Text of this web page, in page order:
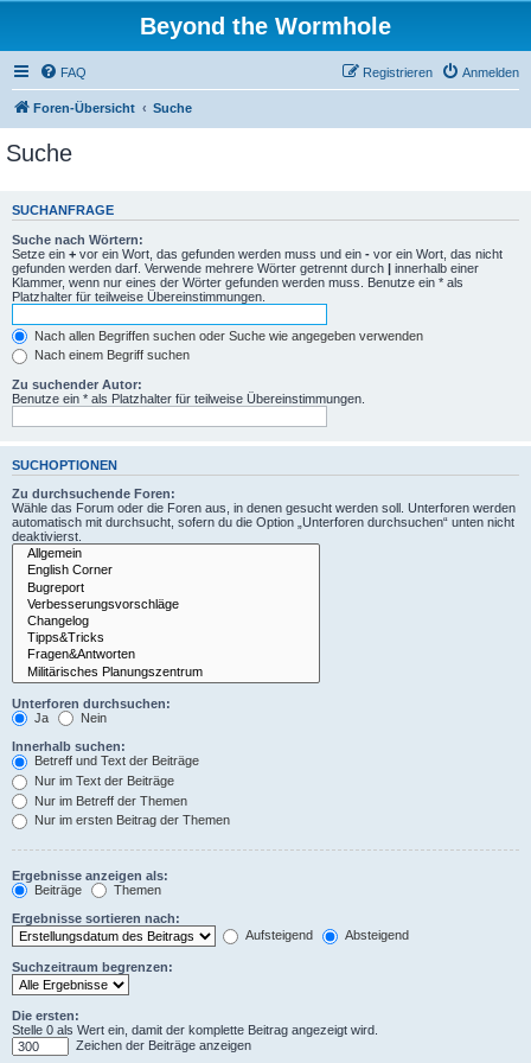
Beyond the Wormhole
FAQ Anmelden
Registrieren
Foren-Übersicht Suche
Suche
SUCHANFRAGE
Suche nach Wörtern:
Setze ein + vor ein Wort, das gefunden werden muss und ein - vor ein Wort, das nicht
gefunden werden darf. Verwende mehrere Wörter getrennt durch | innerhalb einer
Klammer, wenn nur eines der Wörter gefunden werden muss. Benutze ein * als
Platzhalter für teilweise Übereinstimmungen.
Nach allen Begriffen suchen oder Suche wie angegeben verwenden
Nach einem Begriff suchen
Zu suchender Autor:
Benutze ein * als Platzhalter für teilweise Übereinstimmungen.
SUCHOPTIONEN
Zu durchsuchende Foren:
Wähle das Forum oder die Foren aus, in denen gesucht werden soll. Unterforen werden
automatisch mit durchsucht, sofern du die Option „Unterforen durchsuchen“ unten nicht
deaktivierst.
Unterforen durchsuchen:
Ja
Nein
Innerhalb suchen:
Betreff und Text der Beiträge
Nur im Text der Beiträge
Nur im Betreff der Themen
Nur im ersten Beitrag der Themen
Ergebnisse anzeigen als:
Beiträge
Themen
Ergebnisse sortieren nach:
Aufsteigend
Absteigend
Suchzeitraum begrenzen:
Die ersten:
Stelle 0 als Wert ein, damit der komplette Beitrag angezeigt wird.
Zeichen der Beiträge anzeigen